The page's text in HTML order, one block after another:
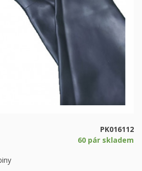
PK016112
60 pár skladem